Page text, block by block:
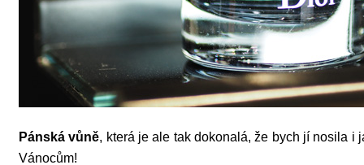
Pánská vůně, která je ale tak dokonalá, že bych jí nosila i
Vánocům!